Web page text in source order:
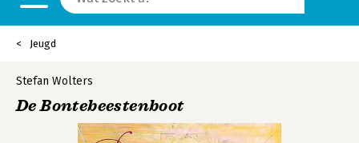
Jeugd
Stefan Wolters
De Bontebeestenboot